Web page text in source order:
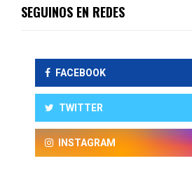
SEGUINOS EN REDES
FACEBOOK
TWITTER
INSTAGRAM